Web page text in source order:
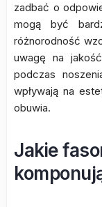
zadbać o
mogą być
różnorodność
uwagę na
podczas
wpływają na
obuwia.
Jakie